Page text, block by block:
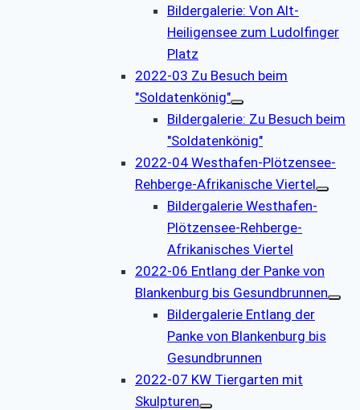
Bildergalerie: Von Alt-
Heiligensee zum Ludolfinger
Platz
2022-03 Zu Besuch beim
"Soldatenkönig"
Bildergalerie: Zu Besuch beim
"Soldatenkönig"
2022-04 Westhafen-Plötzensee-
Rehberge-Afrikanische Viertel
Bildergalerie Westhafen-
Plötzensee-Rehberge-
Afrikanisches Viertel
2022-06 Entlang der Panke von
Blankenburg bis Gesundbrunnen
Bildergalerie Entlang der
Panke von Blankenburg bis
Gesundbrunnen
2022-07 KW Tiergarten mit
Skulpturen